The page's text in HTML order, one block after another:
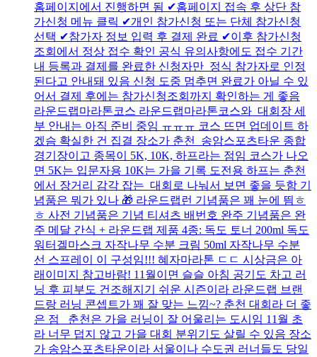
홈페이지에서 진행하면 됨 ✔홈페이지 접속 후 상단 참
가신청 메뉴 클릭 ✔개인 참가신청 또는 단체 참가신청
선택 ✔참가자 정보 입력 후 결제 완료 ✔이후 참가신청
조회에서 정상 접수 확인 공식 유의사항에도 접수 기간
내 등록과 결제를 완료한 신청자만 정식 참가자로 인정
된다고 안내돼 있음 신청 도중 멈추면 완료가 아닐 수 있
어서 결제 후에는 참가신청조회까지 확인하는 게 좋음
라운드랩마라톤코스 라운드랩마라톤코스와 대회장 세
부 안내는 아직 준비 중임 ㅠㅠㅠ 코스 뜨면 업데이트 하
겠슴 확실한 건 집결 장소가 춘천 송암스포츠타운 종합
경기장이고 종목이 5K, 10K, 하프라는 점임 코스가 나오
면 5K는 입문자용 10K는 가을 기록 도전용 하프는 춘천
에서 장거리 감각 잡는 대회로 나눠서 보면 좋을 듯함 기
념품은 뭐가 있나 🎁 라운드랩런 기념품은 꽤 눈에 띔ㅎ
ㅎ 사전 기념품은 기념 티셔츠 배번호 완주 기념품은 완
주 메달 간식 + 라운드랩 제품 4종: 독도 토너 200ml 독도
워터겔마스크 자작나무 수분 크림 50ml 자작나무 수분
선 스프레이 이 구성임!!! 혜자마라톤 ㄷㄷ 시상금은 아
래이미지 참고바람! 11월이면 슬슬 아침 공기도 차고 러
닝 후 피부도 건조해지기 쉬운 시즌이라 라운드랩 브랜
드랑 러닝 콘셉트가 꽤 잘 맞는 느낌~? 춘천 대회라 더 좋
은 점 춘천은 가을 러닝이 잘 어울리는 도시임 11월 초
라 너무 덥지 않고 가을 대회 분위기도 살릴 수 있음 장소
가 송암스포츠타운이라 서울이나 수도권 러너들도 당일